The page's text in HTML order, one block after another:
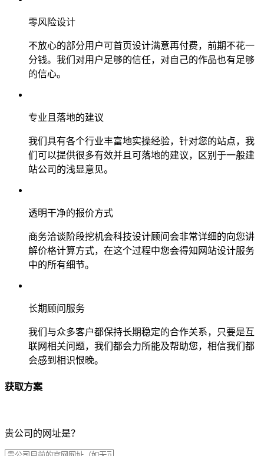
零风险设计
不放心的部分用户可首页设计满意再付费，前期不花一
分钱。我们对用户足够的信任，对自己的作品也有足够
的信心。
专业且落地的建议
我们具有各个行业丰富地实操经验，针对您的站点，我
们可以提供很多有效并且可落地的建议，区别于一般建
站公司的浅显意见。
透明干净的报价方式
商务洽谈阶段挖机会科技设计顾问会非常详细的向您讲
解价格计算方式，在这个过程中您会得知网站设计服务
中的所有细节。
长期顾问服务
我们与众多客户都保持长期稳定的合作关系，只要是互
联网相关问题，我们都会力所能及帮助您，相信我们都
会感到相识恨晚。
获取方案
贵公司的网址是？